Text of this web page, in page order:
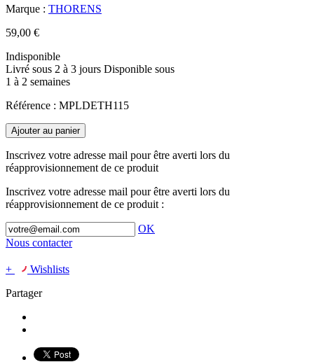
Marque : THORENS
59,00 €
Indisponible
Livré sous 2 à 3 jours Disponible sous
1 à 2 semaines
Référence : MPLDETH115
Ajouter au panier
Inscrivez votre adresse mail pour être averti lors du
réapprovisionnement de ce produit
Inscrivez votre adresse mail pour être averti lors du
réapprovisionnement de ce produit :
OK
Nous contacter
+
Wishlists
Partager